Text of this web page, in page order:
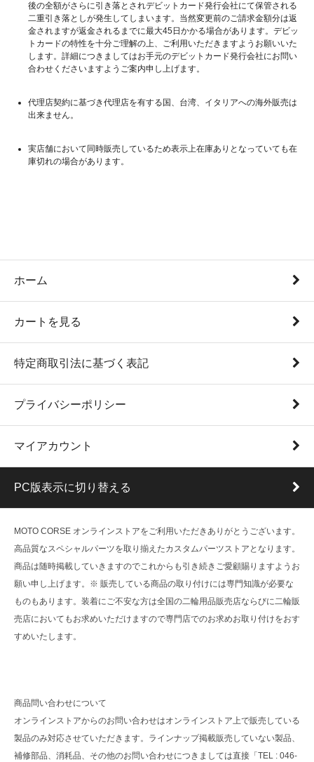
後の全額がさらに引き落とされデビットカード発行会社にて保管される
二重引き落としが発生してしまいます。当然変更前のご請求金額分は返
金されますが返金されるまでに最大45日かかる場合があります。デビッ
トカードの特性を十分ご理解の上、ご利用いただきますようお願いいた
します。詳細につきましてはお手元のデビットカード発行会社にお問い
合わせくださいますようご案内申し上げます。
代理店契約に基づき代理店を有する国、台湾、イタリアへの海外販売は
出来ません。
実店舗において同時販売しているため表示上在庫ありとなっていても在
庫切れの場合があります。
ホーム
カートを見る
特定商取引法に基づく表記
プライバシーポリシー
マイアカウント
PC版表示に切り替える
MOTO CORSE オンラインストアをご利用いただきありがとうございます。
高品質なスペシャルパーツを取り揃えたカスタムパーツストアとなります。
商品は随時掲載していきますのでこれからも引き続きご愛顧賜りますようお
願い申し上げます。※ 販売している商品の取り付けには専門知識が必要な
ものもあります。装着にご不安な方は全国の二輪用品販売店ならびに二輪販
売店においてもお求めいただけますので専門店でのお求めお取り付けをおす
すめいたします。
商品問い合わせについて
オンラインストアからのお問い合わせはオンラインストア上で販売している
製品のみ対応させていただきます。ラインナップ掲載販売していない製品、
補修部品、消耗品、その他のお問い合わせにつきましては直接「TEL : 046-